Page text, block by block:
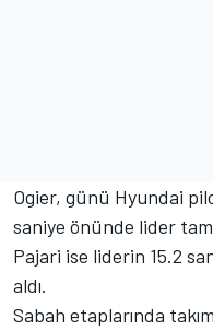
Ogier, günü Hyundai
saniye önünde lider
Pajari ise liderin 15.2
aldı.
Sabah etaplarında